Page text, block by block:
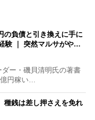
の負債と引き換えに手に
験 ｜ 突然マルサがや…
ー・磯貝清明氏の著書
円稼い…
種銭は差し押さえを免れ